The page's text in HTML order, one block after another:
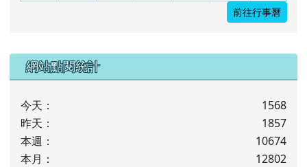
前往行事曆
下中左區域內容
網站點閱統計
今天：
1568
昨天：
1857
本週：
10674
本月：
12802